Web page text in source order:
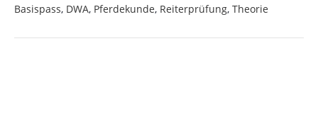
Basispass, DWA, Pferdekunde, Reiterprüfung, Theorie